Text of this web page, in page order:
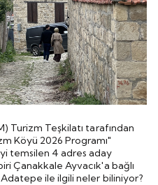
Turizm Teşkilatı tarafından
Köyü 2026 Programı"
temsilen 4 adres aday
Çanakkale Ayvacık'a bağlı
ile ilgili neler biliniyor?